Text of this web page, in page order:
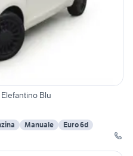
Elefantino Blu
Manuale
Euro 6d